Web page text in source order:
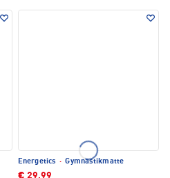
Energetics · Gymnastikmatte